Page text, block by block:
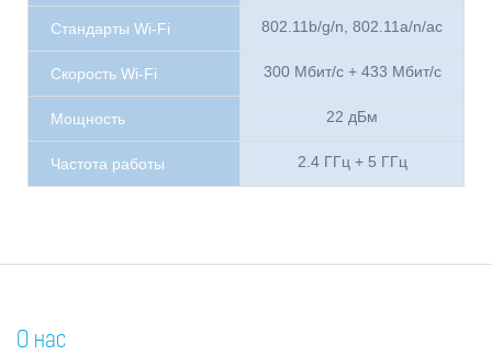
Стандарты Wi-Fi 802.11b/g/n, 802.11a/n/ac
Скорость Wi-Fi 300 Мбит/с + 433 Мбит/с
Мощность 22 дБм
Частота работы 2.4 ГГц + 5 ГГц
О нас